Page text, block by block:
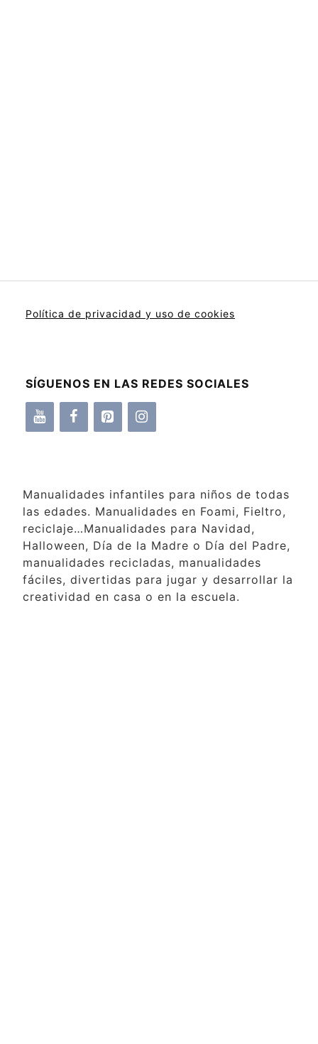
Política de privacidad y uso de cookies
SÍGUENOS EN LAS REDES SOCIALES
Manualidades infantiles para niños de todas
las edades. Manualidades en Foami, Fieltro,
reciclaje…Manualidades para Navidad,
Halloween, Día de la Madre o Día del Padre,
manualidades recicladas, manualidades
fáciles, divertidas para jugar y desarrollar la
creatividad en casa o en la escuela.